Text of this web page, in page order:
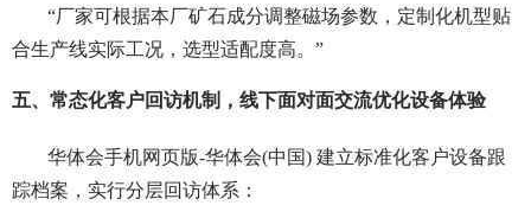
“厂家可根据本厂矿石成分调整磁场参数，定制化机型贴
合生产线实际工况，选型适配度高。”
五、常态化客户回访机制，线下面对面交流优化设备体验
华体会手机网页版-华体会(中国) 建立标准化客户设备跟
踪档案，实行分层回访体系：